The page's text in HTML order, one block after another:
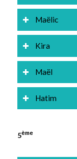
Maëlic
Kira
Maël
Hatim
5ème